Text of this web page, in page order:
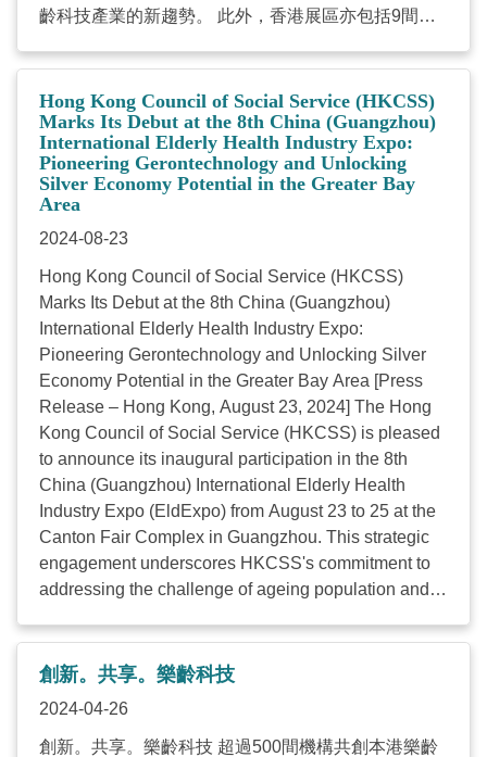
齡科技產業的新趨勢。 此外，香港展區亦包括9間首
系統、電腦視覺輔助康復、神經及康復輔助器具、創
新遊戲平台、腦機介面、虛擬實景運動系統，以及認
知康復訓練系統等，共同展示香港在樂齡科技產品及
生態圈發展的成就。 今次除了參展，我們也在搜羅合
適的產品引入香港，尤其內地不乏高性價比的產品，
也符合華人特點及生活習慣而設計，這些產品引進香
服務單位及長者親身使用後給予意見，以進一步優化
產品落地應用。 內地單位領導和企業都很感興趣，廣
州多個傳媒單位也來採訪，廣州和香港的人口結構和
文化相近，養老服務的規劃可互相借鏡。第八屆「樂
齡科技博覽暨高峰會」將於今年11月21日至24日舉
行，屆時灣區其他城巿的朋友會來港參觀，而社聯團
隊也會出席11月底於北京舉行的「中國國際福祉博覽
會暨中國國際康復博覽會」，兩地未來會有更多合作
機會，共同推動銀髮經濟及樂齡科技發展。 文章刊於
2024年8月28日《AM730–蔡海偉網誌》 ...
Hong Kong Council of Social Service (HKCSS)
Marks Its Debut at the 8th China (Guangzhou)
International Elderly Health Industry Expo:
Pioneering Gerontechnology and Unlocking
Silver Economy Potential in the Greater Bay
Area
2024-08-23
Hong Kong Council of Social Service (HKCSS)
Marks Its Debut at the 8th China (Guangzhou)
International Elderly Health Industry Expo:
Pioneering Gerontechnology and Unlocking Silver
Economy Potential in the Greater Bay Area [Press
Release – Hong Kong, August 23, 2024] The Hong
Kong Council of Social Service (HKCSS) is pleased
to announce its inaugural participation in the 8th
China (Guangzhou) International Elderly Health
Industry Expo (EldExpo) from August 23 to 25 at the
Canton Fair Complex in Guangzhou. This strategic
engagement underscores HKCSS's commitment to
addressing the challenge of ageing population and
and technology. Under the auspices of the Civil
Affairs Bureau of Guangzhou Municipality and
premier platform for dialogue and collaboration.
HKCSS's participation, featuring a dedicated "Hong
創新。共享。樂齡科技
2024-04-26
創新。共享。樂齡科技 超過500間機構共創本港樂齡